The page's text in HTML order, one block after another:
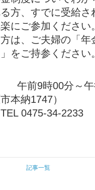
方、すでに受給
にご参加ください
は、ご夫婦の「年
をご持参ください
前9時00分～午
本納1747）
0475-34-2233
記事一覧